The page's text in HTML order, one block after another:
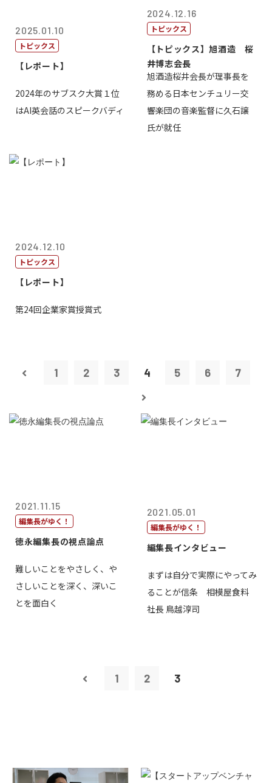
2025.01.10
トピックス
【レポート】
2024年のサブスク大賞１位
はAI英会話のスピークバディ
2024.12.16
トピックス
【トピックス】旭酒造 桜
井博志会長
旭酒造桜井会長が理事長を
務める日本センチュリー交
響楽団の音楽監督に久石譲
氏が就任
2024.12.10
トピックス
【レポート】
第24回企業家賞授賞式
1 2 3 4 5 6 7
2021.11.15
編集長がゆく！
徳永編集長の視点論点
難しいことをやさしく、や
さしいことを深く、深いこ
とを面白く
2021.05.01
編集長がゆく！
編集長インタビュー
まずは自分で実際にやってみ
ることが信条 相模屋食料
社長 鳥越淳司
1 2 3